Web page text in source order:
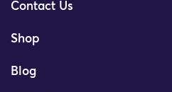
Contact Us
Shop
Blog